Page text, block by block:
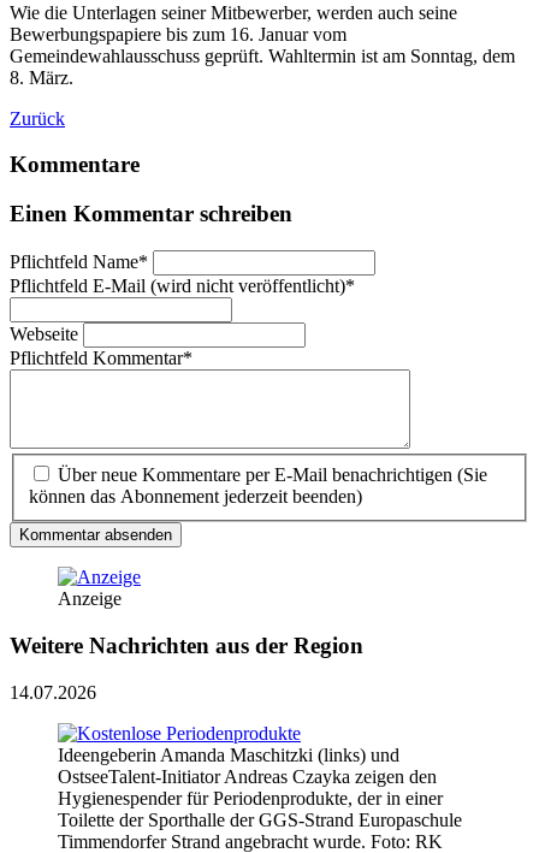
Wie die Unterlagen seiner Mitbewerber, werden auch seine
Bewerbungspapiere bis zum 16. Januar vom
Gemeindewahlausschuss geprüft. Wahltermin ist am Sonntag, dem
8. März.
Zurück
Kommentare
Einen Kommentar schreiben
Pflichtfeld Name*
Pflichtfeld E-Mail (wird nicht veröffentlicht)*
Webseite
Pflichtfeld Kommentar*
Über neue Kommentare per E-Mail benachrichtigen (Sie
können das Abonnement jederzeit beenden)
Kommentar absenden
Anzeige
Weitere Nachrichten aus der Region
14.07.2026
Ideengeberin Amanda Maschitzki (links) und
OstseeTalent-Initiator Andreas Czayka zeigen den
Hygienespender für Periodenprodukte, der in einer
Toilette der Sporthalle der GGS-Strand Europaschule
Timmendorfer Strand angebracht wurde. Foto: RK